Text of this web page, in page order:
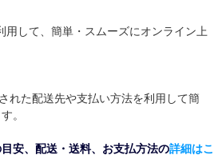
用して、簡単・スムーズにオンライン上
れた配送先や支払い方法を利用して簡
。
安、配送・送料、お支払方法の詳細はこ